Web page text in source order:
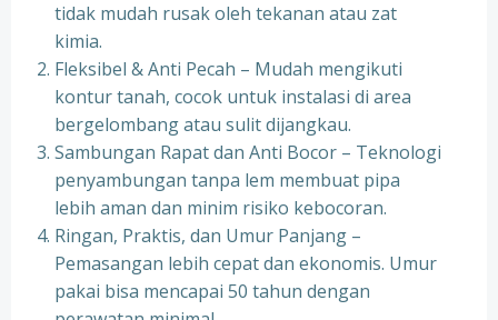
tidak mudah rusak oleh tekanan atau zat
kimia.
Fleksibel & Anti Pecah – Mudah mengikuti
kontur tanah, cocok untuk instalasi di area
bergelombang atau sulit dijangkau.
Sambungan Rapat dan Anti Bocor – Teknologi
penyambungan tanpa lem membuat pipa
lebih aman dan minim risiko kebocoran.
Ringan, Praktis, dan Umur Panjang –
Pemasangan lebih cepat dan ekonomis. Umur
pakai bisa mencapai 50 tahun dengan